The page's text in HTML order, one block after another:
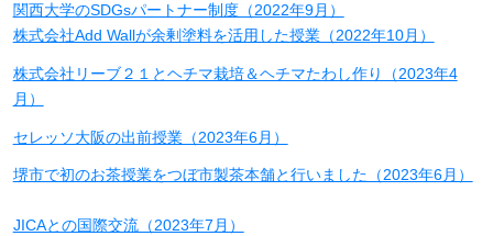
関西大学のSDGsパートナー制度（2022年9月）
株式会社Add Wallが余剰塗料を活用した授業（2022年10月）
株式会社リーブ２１とヘチマ栽培＆ヘチマたわし作り（2023年4
月）
セレッソ大阪の出前授業（2023年6月）
堺市で初のお茶授業をつぼ市製茶本舗と行いました（2023年6月）
JICAとの国際交流（2023年7月）